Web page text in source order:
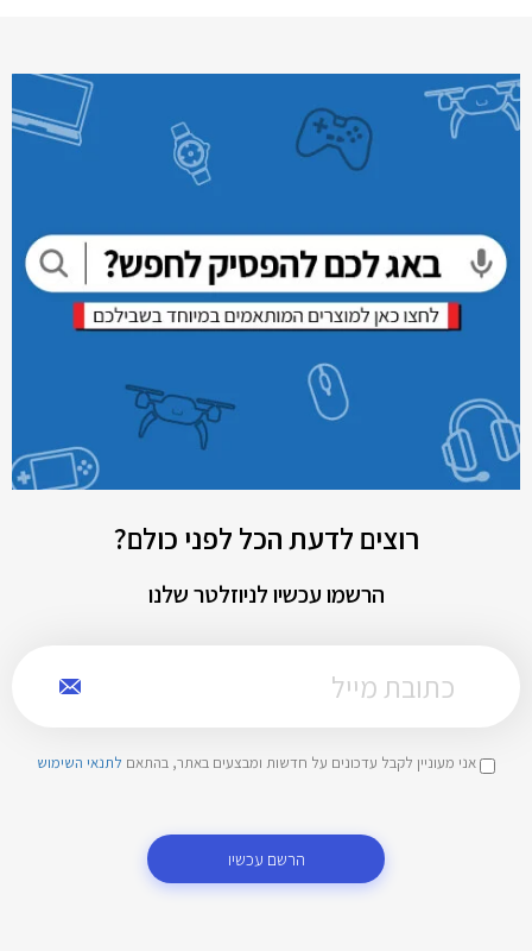
רוצים לדעת הכל לפני כולם?
הרשמו עכשיו לניוזלטר שלנו
אני מעוניין לקבל עדכונים על חדשות ומבצעים באתר, בהתאם לתנאי השימוש
הרשם עכשיו